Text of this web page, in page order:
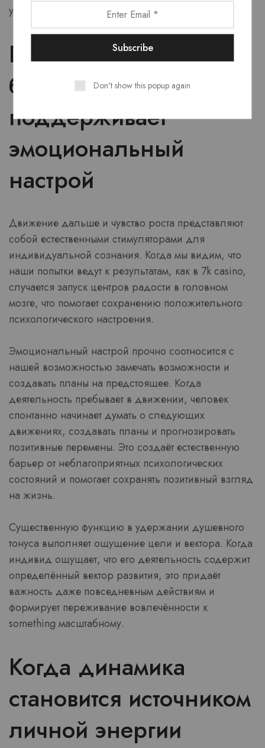
устойчивы к множественным бытийным трудностям.
Почему движение в
будущее
поддерживает
эмоциональный
настрой
Движение дальше и чувство роста представляют
собой естественными стимуляторами для
индивидуальной сознания. Когда мы видим, что
наши попытки ведут к результатам, как в 7k casino,
случается запуск центров радости в головном
мозге, что помогает сохранению положительного
психологического настроения.
Эмоциональный настрой прочно соотносится с
нашей возможностью замечать возможности и
создавать планы на предстоящее. Когда
деятельность пребывает в движении, человек
спонтанно начинает думать о следующих
движениях, создавать планы и прогнозировать
позитивные перемены. Это создаёт естественную
барьер от неблагоприятных психологических
состояний и помогает сохранять позитивный взгляд
на жизнь.
Существенную функцию в удержании душевного
тонуса выполняет ощущение цели и вектора. Когда
индивид ощущает, что его деятельность содержит
определённый вектор развития, это придаёт
важность даже повседневным действиям и
формирует переживание вовлечённости к
something масштабному.
Когда динамика
становится источником
личной энергии
Don't show this popup again